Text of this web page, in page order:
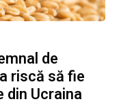
de
riscă să fie
din Ucraina